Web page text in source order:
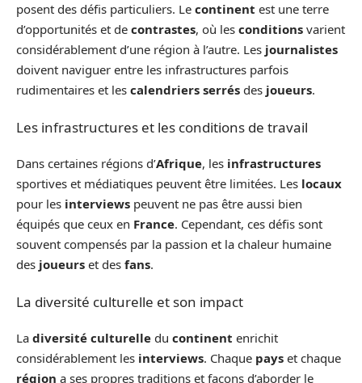
posent des défis particuliers. Le continent est une terre
d’opportunités et de contrastes, où les conditions varient
considérablement d’une région à l’autre. Les journalistes
doivent naviguer entre les infrastructures parfois
rudimentaires et les calendriers serrés des joueurs.
Les infrastructures et les conditions de travail
Dans certaines régions d’Afrique, les infrastructures
sportives et médiatiques peuvent être limitées. Les locaux
pour les interviews peuvent ne pas être aussi bien
équipés que ceux en France. Cependant, ces défis sont
souvent compensés par la passion et la chaleur humaine
des joueurs et des fans.
La diversité culturelle et son impact
La diversité culturelle du continent enrichit
considérablement les interviews. Chaque pays et chaque
région a ses propres traditions et façons d’aborder le